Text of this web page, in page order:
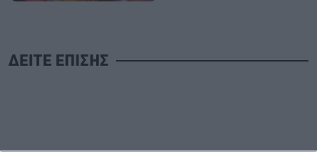
ΔΕΙΤΕ ΕΠΙΣΗΣ